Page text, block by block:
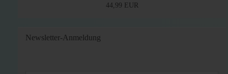
44,99 EUR
Newsletter-Anmeldung